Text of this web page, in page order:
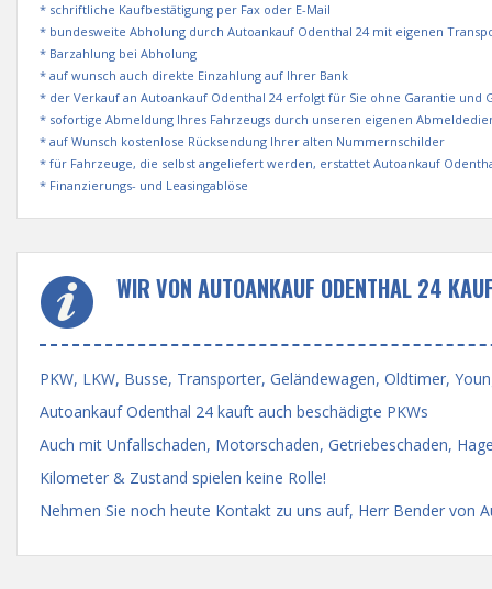
* schriftliche Kaufbestätigung per Fax oder E-Mail
* bundesweite Abholung durch Autoankauf Odenthal 24 mit eigenen
* Barzahlung bei Abholung
* auf wunsch auch direkte Einzahlung auf Ihrer Bank
* der Verkauf an Autoankauf Odenthal 24 erfolgt für Sie ohne Garantie und
* sofortige Abmeldung Ihres Fahrzeugs durch unseren eigenen
* auf Wunsch kostenlose Rücksendung Ihrer alten Nummernschilder
* für Fahrzeuge, die selbst angeliefert werden, erstattet Autoankauf
* Finanzierungs- und Leasingablöse
WIR VON AUTOANKAUF ODENTHAL 24
PKW, LKW, Busse, Transporter, Geländewagen, Oldtimer,
Autoankauf Odenthal 24 kauft auch beschädigte PKWs
Auch mit Unfallschaden, Motorschaden, Getriebeschaden,
Kilometer & Zustand spielen keine Rolle!
Nehmen Sie noch heute Kontakt zu uns auf, Herr Bender von